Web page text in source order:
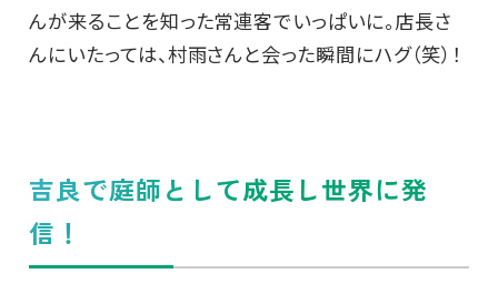
んが来ることを知った常連客でいっぱいに。店長さ
んにいたっては、村雨さんと会った瞬間にハグ（笑）！
吉良で庭師として成長し世界に発
信！